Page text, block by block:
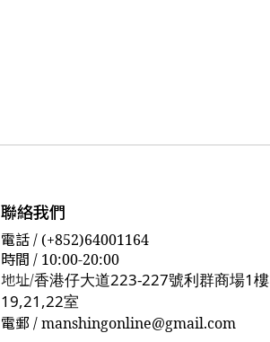
聯絡我們
電話 / (+852)64001164
時間 / 10:00-20:00
地址/香港仔大道223-227號利群商場1樓
19,21,22室
電郵 / manshingonline@gmail.com